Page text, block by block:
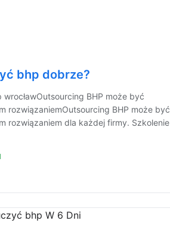
bhp dobrze?
wrocławOutsourcing BHP może być
rozwiązaniemOutsourcing BHP może być
rozwiązaniem dla każdej firmy. Szkolenie